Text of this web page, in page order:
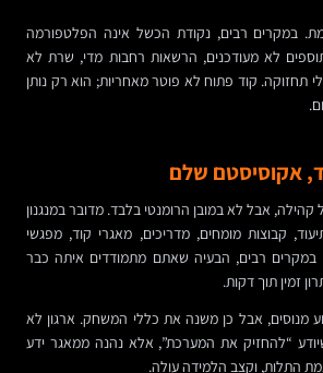
במקרים רבים, נקודת הכשל אינה הפלטפורמה
לא מעודכנים, הרשאות רחבות מדי, שרת לא
תחזוקה. קוד פתוח לא פוטר מאחריות; הוא רק נותן
אקוסיסטם שלם
קהילה, אבל לא במובן הרומנטי בלבד. מדובר במנגנון
קבוצות מומחים, מדריכים, מאגרי קוד, מפגשי
במקרים רבים, הבעיה שאתם מתמודדים איתה כבר
זמין תוך דקות.
מנוסים, אבל כן משנה את כללי המשחק. ארגון לא
“להחזיק את המערכת”, אלא נהנה ממאגר ידע
התלות, וקצב הלמידה עולה.